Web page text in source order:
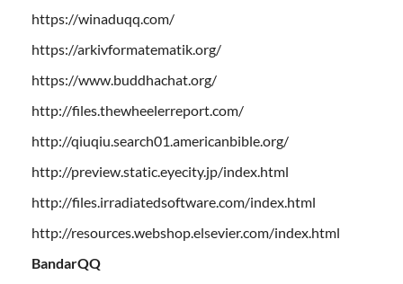
https://winaduqq.com/
https://arkivformatematik.org/
https://www.buddhachat.org/
http://files.thewheelerreport.com/
http://qiuqiu.search01.americanbible.org/
http://preview.static.eyecity.jp/index.html
http://files.irradiatedsoftware.com/index.html
http://resources.webshop.elsevier.com/index.html
BandarQQ